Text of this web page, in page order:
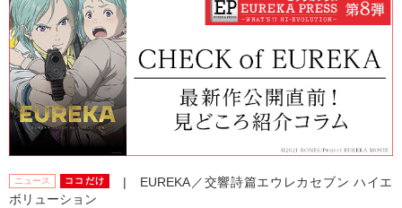
ニュース ココだけ
| EUREKA／交響詩篇エウレカセブン ハイエ
ボリューション